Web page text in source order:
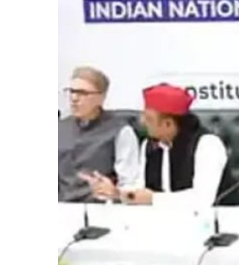
Technology